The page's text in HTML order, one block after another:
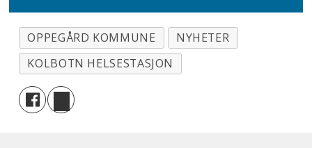
OPPEGÅRD KOMMUNE
NYHETER
KOLBOTN HELSESTASJON